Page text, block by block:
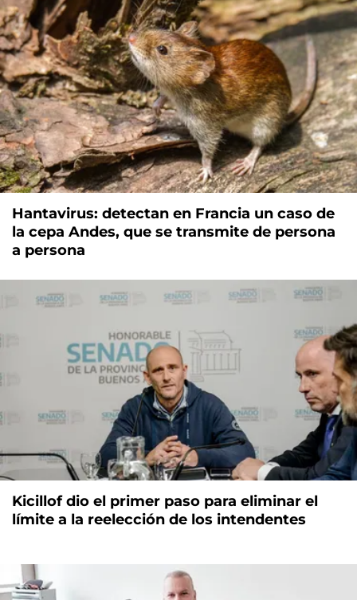
Hantavirus: detectan en Francia un caso de
la cepa Andes, que se transmite de persona
a persona
Kicillof dio el primer paso para eliminar el
límite a la reelección de los intendentes